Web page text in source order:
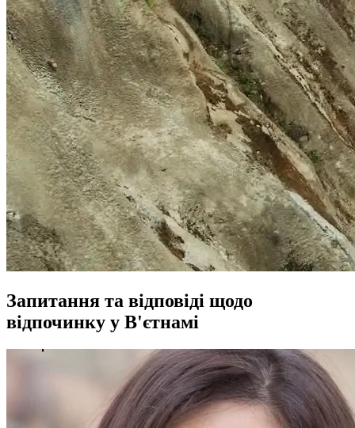
Запитання та відповіді щодо
відпочинку у В'єтнамі